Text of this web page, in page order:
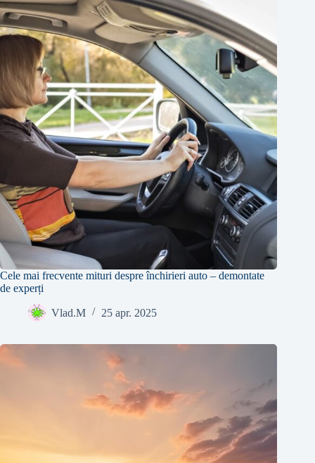
Cele mai frecvente mituri despre închirieri auto – demontate
de experți
Vlad.M 25 apr. 2025